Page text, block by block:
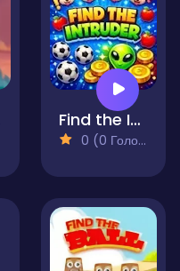
Find the Intruder
0 (0 Голосів)